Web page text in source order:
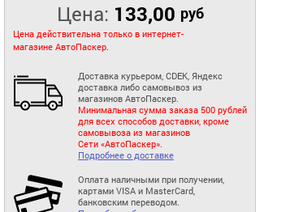
Цена: 133,00 руб
Цена действительна только в интернет-
магазине АвтоПаскер.
Доставка курьером, CDEK, Яндекс
доставка либо самовывоз из
магазинов АвтоПаскер.
Минимальная сумма заказа 500 рублей
для всех способов доставки, кроме
самовывоза из магазинов
Сети «АвтоПаскер».
Подробнее о доставке
Оплата наличными при получении,
картами VISA и MasterCard,
банковским переводом.